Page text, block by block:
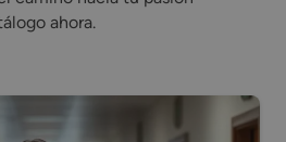
ahora.